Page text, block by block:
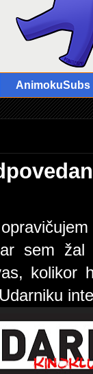
AnimokuSubs
sem
kolikor